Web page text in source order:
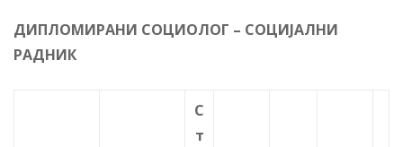
ДИПЛОМИРАНИ СОЦИОЛОГ – СОЦИЈАЛНИ
РАДНИК
С
т